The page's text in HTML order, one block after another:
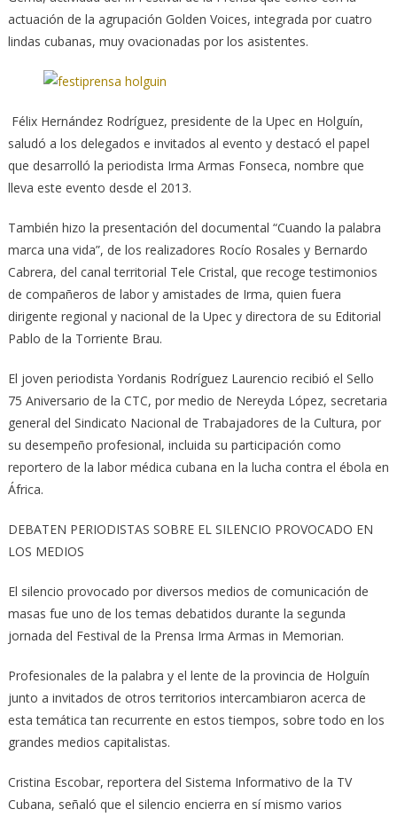
actuación de la agrupación Golden Voices, integrada por cuatro
lindas cubanas, muy ovacionadas por los asistentes.
Félix Hernández Rodríguez, presidente de la Upec en Holguín,
saludó a los delegados e invitados al evento y destacó el papel
que desarrolló la periodista Irma Armas Fonseca, nombre que
lleva este evento desde el 2013.
También hizo la presentación del documental “Cuando la palabra
marca una vida”, de los realizadores Rocío Rosales y Bernardo
Cabrera, del canal territorial Tele Cristal, que recoge testimonios
de compañeros de labor y amistades de Irma, quien fuera
dirigente regional y nacional de la Upec y directora de su Editorial
Pablo de la Torriente Brau.
El joven periodista Yordanis Rodríguez Laurencio recibió el Sello
75 Aniversario de la CTC, por medio de Nereyda López, secretaria
general del Sindicato Nacional de Trabajadores de la Cultura, por
su desempeño profesional, incluida su participación como
reportero de la labor médica cubana en la lucha contra el ébola en
África.
DEBATEN PERIODISTAS SOBRE EL SILENCIO PROVOCADO EN
LOS MEDIOS
El silencio provocado por diversos medios de comunicación de
masas fue uno de los temas debatidos durante la segunda
jornada del Festival de la Prensa Irma Armas in Memorian.
Profesionales de la palabra y el lente de la provincia de Holguín
junto a invitados de otros territorios intercambiaron acerca de
esta temática tan recurrente en estos tiempos, sobre todo en los
grandes medios capitalistas.
Cristina Escobar, reportera del Sistema Informativo de la TV
Cubana, señaló que el silencio encierra en sí mismo varios